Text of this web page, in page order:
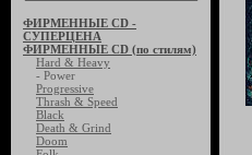
ФИРМЕННЫЕ CD -
СУПЕРЦЕНА
ФИРМЕННЫЕ CD (по стилям)
Hard & Heavy
- Power
Progressive
Thrash & Speed
Black
Death & Grind
Doom